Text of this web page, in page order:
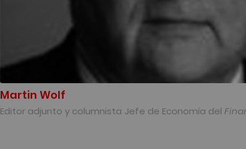
Martin Wolf
Editor adjunto y columnista Jefe de Economía del